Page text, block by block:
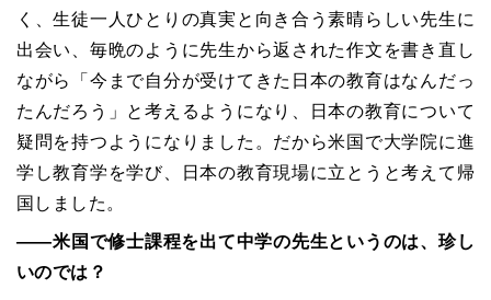
く、生徒一人ひとりの真実と向き合う素晴らしい先生に
出会い、毎晩のように先生から返された作文を書き直し
ながら「今まで自分が受けてきた日本の教育はなんだっ
たんだろう」と考えるようになり、日本の教育について
疑問を持つようになりました。だから米国で大学院に進
学し教育学を学び、日本の教育現場に立とうと考えて帰
国しました。
――米国で修士課程を出て中学の先生というのは、珍し
いのでは？